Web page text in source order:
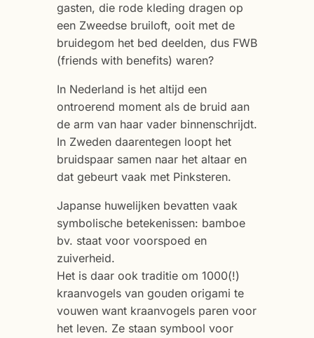
gasten, die rode kleding dragen op
een Zweedse bruiloft, ooit met de
bruidegom het bed deelden, dus FWB
(friends with benefits) waren?
In Nederland is het altijd een
ontroerend moment als de bruid aan
de arm van haar vader binnenschrijdt.
In Zweden daarentegen loopt het
bruidspaar samen naar het altaar en
dat gebeurt vaak met Pinksteren.
Japanse huwelijken bevatten vaak
symbolische betekenissen: bamboe
bv. staat voor voorspoed en
zuiverheid.
Het is daar ook traditie om 1000(!)
kraanvogels van gouden origami te
vouwen want kraanvogels paren voor
het leven. Ze staan symbool voor